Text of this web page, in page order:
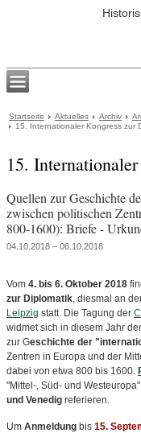
Startseite Aktuelles Archiv
15. Internationaler Kongress zur
15.
Quellen zur Geschichte
zwischen politischen
800-1600): Briefe -
04.10.2018 – 06.10.2018
Vom 4. bis 6. Oktober 2018
zur Diplomatik, diesmal an
Leipzig statt. Die Tagung der
widmet sich in diesem Jahr
zur Geschichte der
Zentren in Europa und der
dabei von etwa 800 bis 1600.
"Mittel-, Süd- und
und Venedig referieren.
Um Anmeldung bis 15.